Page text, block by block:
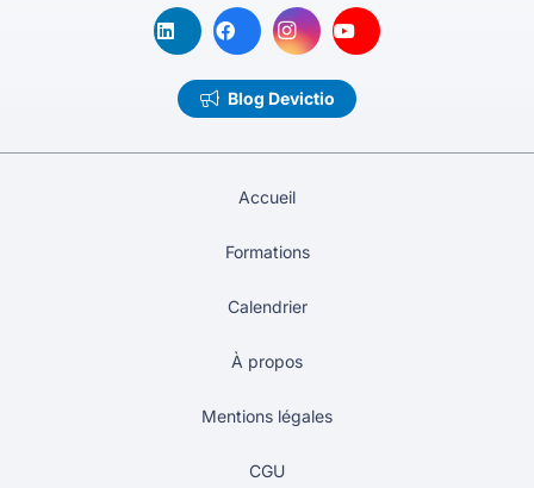
Blog Devictio
Accueil
Formations
Calendrier
À propos
Mentions légales
CGU